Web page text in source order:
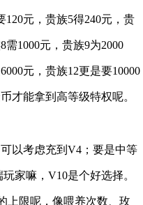
120元，贵族5得240元，贵
需1000元，贵族9为2000
元，贵族12更是要10000
才能拿到高等级特权呢。
以考虑充到V4；要是中等
家嘛，V10是个好选择。
上限呢，像喂养次数、玫